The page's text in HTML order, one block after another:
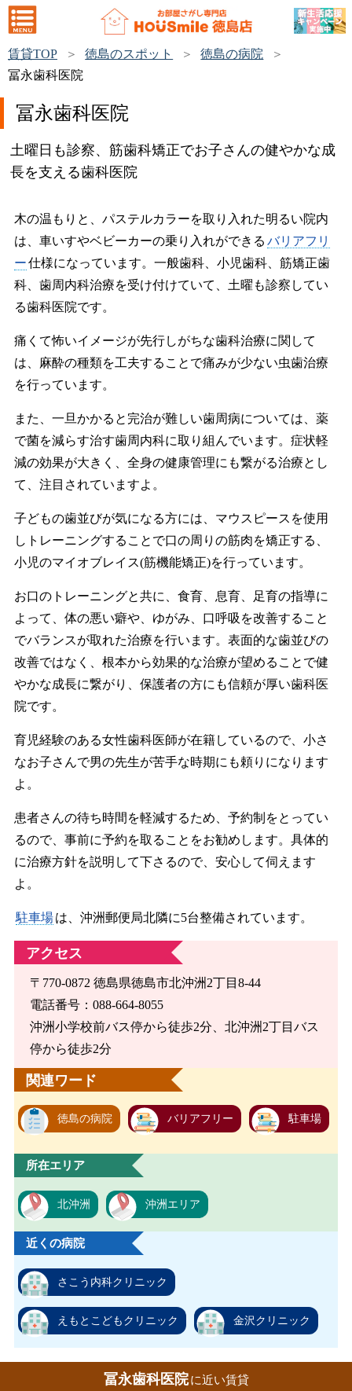
賃貸TOP 徳島のスポット
徳島の病院
冨永歯科医院
冨永歯科医院
土曜日も診察、筋歯科矯正でお子さんの健やかな成
長を支える歯科医院
木の温もりと、パステルカラーを取り入れた明るい院内
は、車いすやベビーカーの乗り入れができる バリアフリ
ー仕様になっています。一般歯科、小児歯科、筋矯正歯
科、歯周内科治療を受け付けていて、土曜も診察してい
る歯科医院です。
痛くて怖いイメージが先行しがちな歯科治療に関して
は、麻酔の種類を工夫することで痛みが少ない虫歯治療
を行っています。
また、一旦かかると完治が難しい歯周病については、薬
で菌を減らす治す歯周内科に取り組んでいます。症状軽
減の効果が大きく、全身の健康管理にも繋がる治療とし
て、注目されていますよ。
子どもの歯並びが気になる方には、マウスピースを使用
しトレーニングすることで口の周りの筋肉を矯正する、
小児のマイオブレイス(筋機能矯正)を行っています。
お口のトレーニングと共に、食育、息育、足育の指導に
よって、体の悪い癖や、ゆがみ、口呼吸を改善すること
でバランスが取れた治療を行います。表面的な歯並びの
改善ではなく、根本から効果的な治療が望めることで健
やかな成長に繋がり、保護者の方にも信頼が厚い歯科医
院です。
育児経験のある女性歯科医師が在籍しているので、小さ
なお子さんで男の先生が苦手な時期にも頼りになります
よ。
患者さんの待ち時間を軽減するため、予約制をとってい
るので、事前に予約を取ることをお勧めします。具体的
に治療方針を説明して下さるので、安心して伺えます
よ。
駐車場は、沖洲郵便局北隣に5台整備されています。
アクセス
〒770-0872 徳島県徳島市北沖洲2丁目8-44
電話番号：088-664-8055
沖洲小学校前バス停から徒歩2分、北沖洲2丁目バス
停から徒歩2分
関連ワード
徳島の病院 バリアフリー 駐車場
所在エリア
北沖洲 沖洲エリア
近くの病院
さこう内科クリニック
えもとこどもクリニック 金沢クリニック
冨永歯科医院 に近い賃貸